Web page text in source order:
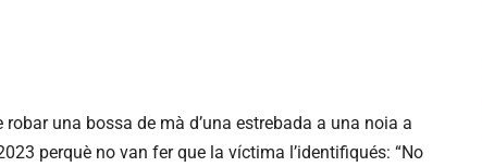
una bossa de mà d’una estrebada a una noia a
perquè no van fer que la víctima l’identifiqués: “No